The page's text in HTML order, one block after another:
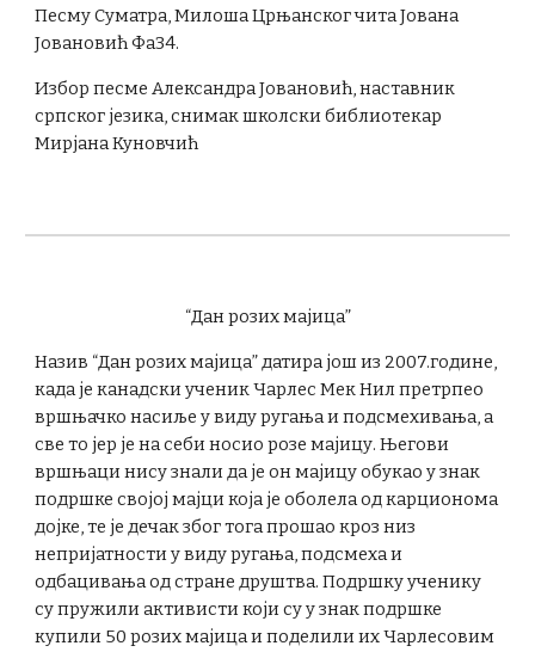
Песму Суматра, Милоша Црњанског чита Јована
Јовановић Фа34.
Избор песме Александра Јовановић, наставник
српског језика, снимак школски библиотекар
Мирјана Куновчић
“Дан розих мајица”
Назив “Дан розих мајица” датира још из 2007.године,
када је канадски ученик Чарлес Мек Нил претрпео
вршњачко насиље у виду ругања и подсмехивања, а
све то јер је на себи носио розе мајицу. Његови
вршњаци нису знали да је он мајицу обукао у знак
подршке својој мајци која је оболела од карционома
дојке, те је дечак због тога прошао кроз низ
непријатности у виду ругања, подсмеха и
одбацивања од стране друштва. Подршку ученику
су пружили активисти који су у знак подршке
купили 50 розих мајица и поделили их Чарлесовим